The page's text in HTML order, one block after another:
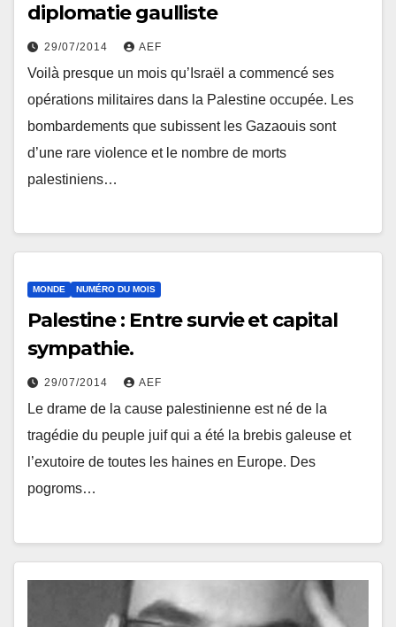
diplomatie gaulliste
29/07/2014 AEF
Voilà presque un mois qu’Israël a commencé ses
opérations militaires dans la Palestine occupée. Les
bombardements que subissent les Gazaouis sont
d’une rare violence et le nombre de morts
palestiniens…
MONDE NUMÉRO DU MOIS
Palestine : Entre survie et capital
sympathie.
29/07/2014 AEF
Le drame de la cause palestinienne est né de la
tragédie du peuple juif qui a été la brebis galeuse et
l’exutoire de toutes les haines en Europe. Des
pogroms…